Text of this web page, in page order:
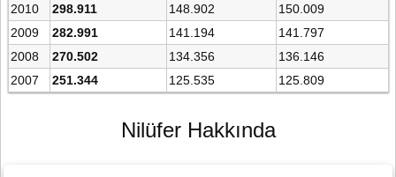
2010
298.911 148.902
150.009
2009
282.991 141.194
141.797
2008
270.502 134.356
136.146
2007
251.344 125.535 125.809
Nilüfer Hakkında